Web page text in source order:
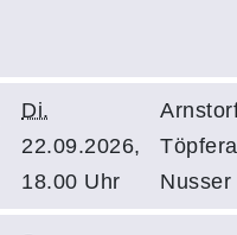
Di.
22.09.2026,
18.00 Uhr
Nusser